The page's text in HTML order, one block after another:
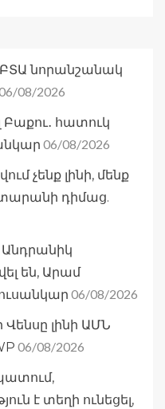
ԲՏԱ նորանշանակ
08/2026
Բաքու․ հատուկ
06/08/2026
չենք լինի, մենք
դիմաց.
են, Արամ
06/08/2026
լինի ԱՄՆ
06/08/2026
է տեղի ունեցել,